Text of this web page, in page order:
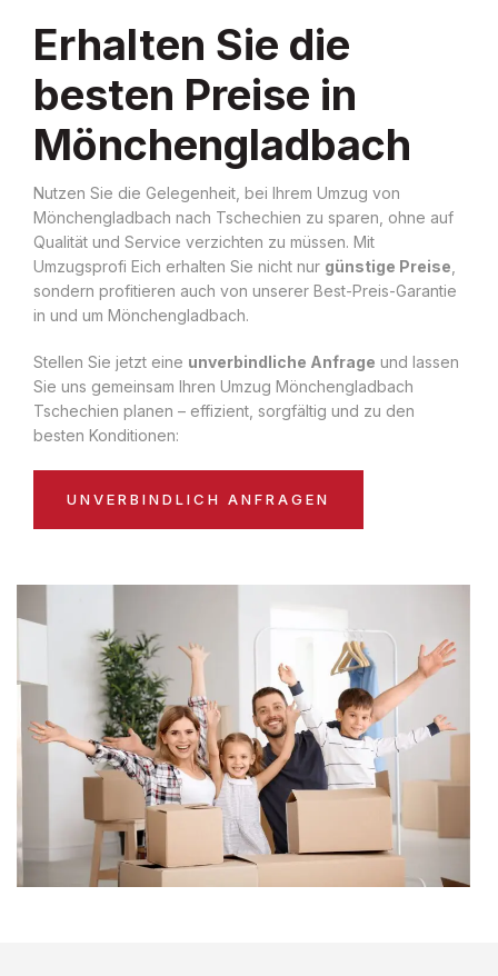
Erhalten Sie die
besten Preise in
Mönchengladbach
Nutzen Sie die Gelegenheit, bei Ihrem Umzug von
Mönchengladbach nach Tschechien zu sparen, ohne auf
Qualität und Service verzichten zu müssen. Mit
Umzugsprofi Eich erhalten Sie nicht nur günstige Preise
sondern profitieren auch von unserer Best-Preis-Garantie
in und um Mönchengladbach.
Stellen Sie jetzt eine unverbindliche Anfrage und lassen
Sie uns gemeinsam Ihren Umzug Mönchengladbach
Tschechien planen – effizient, sorgfältig und zu den
besten Konditionen:
UNVERBINDLICH ANFRAGEN